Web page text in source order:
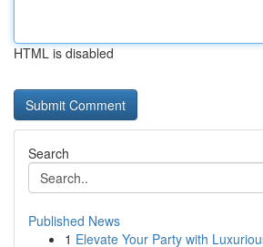
HTML is disabled
Search
Published News
1 Elevate Your Party with